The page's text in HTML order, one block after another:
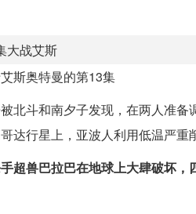
大战艾斯
斯奥特曼的第13集
北斗和南夕子发现，在两人准
达行星上，亚波人利用低温严重
超兽巴拉巴在地球上大肆破坏